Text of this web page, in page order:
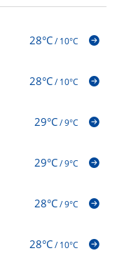
28°C/10°C
28°C/10°C
29°C/9°C
29°C/9°C
28°C/9°C
28°C/10°C